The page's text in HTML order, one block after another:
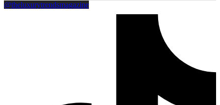
@theluxurytrendsmagazine